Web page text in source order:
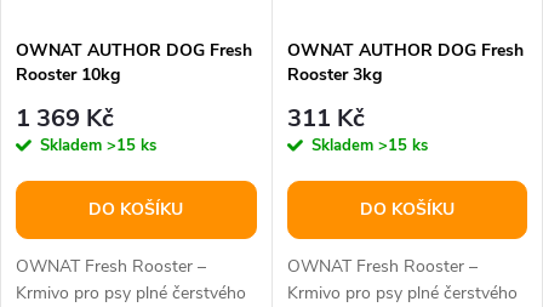
OWNAT AUTHOR DOG Fresh
Rooster 10kg
1 369 Kč
Skladem >15 ks
DO KOŠÍKU
OWNAT Fresh Rooster –
Krmivo pro psy plné čerstvého
OWNAT AUTHOR DOG Fresh
Rooster 3kg
311 Kč
Skladem >15 ks
DO KOŠÍKU
OWNAT Fresh Rooster –
Krmivo pro psy plné čerstvého